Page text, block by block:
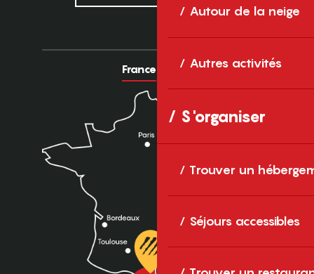
Autour de la neige
Autres activités
S'organiser
Trouver un
Séjours accessibles
France Europe